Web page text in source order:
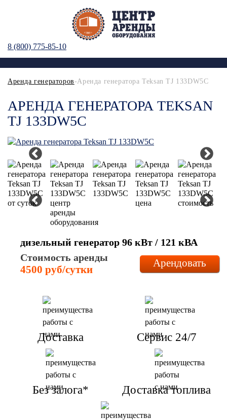
8 (800) 775-85-10
Аренда генераторов-Аренда генератора Teksan TJ 133DW5C
АРЕНДА ГЕНЕРАТОРА TEKSAN
TJ 133DW5C
дизельный генератор 96 кВт / 121 кВА
Стоимость аренды
4500 руб/сутки
Арендовать
Доставка Сервис 24/7
Без залога* Доставка топлива